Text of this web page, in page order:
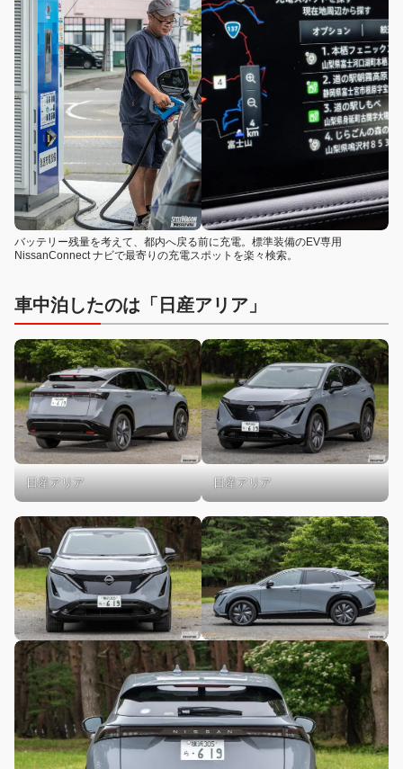
バッテリー残量を考えて、都内へ戻る前に充電。標準装備のEV専用
NissanConnect ナビで最寄りの充電スポットを楽々検索。
車中泊したのは「日産アリア」
日産アリア 日産アリア